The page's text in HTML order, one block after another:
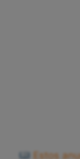
Estos